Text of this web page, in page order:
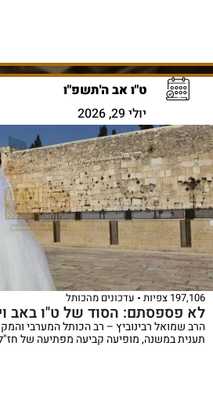
ט"ו אב ה'תשפ"ו
יולי 29, 2026
197,106 צפיות עדכונים מהכותל
לא פספסתם: הסוד של ט"ו באב
הרב שמואל רבינוביץ – רב הכותל המערבי
תענית במשנה, מופיעה קביעה מפתיעה של